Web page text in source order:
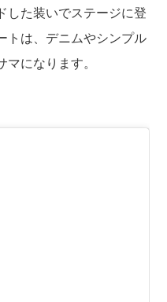
した装いでステージに登
トは、デニムやシンプル
になります。